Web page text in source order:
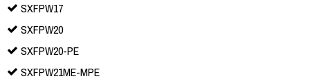
SXFPW17
SXFPW20
SXFPW20-PE
SXFPW21ME-MPE